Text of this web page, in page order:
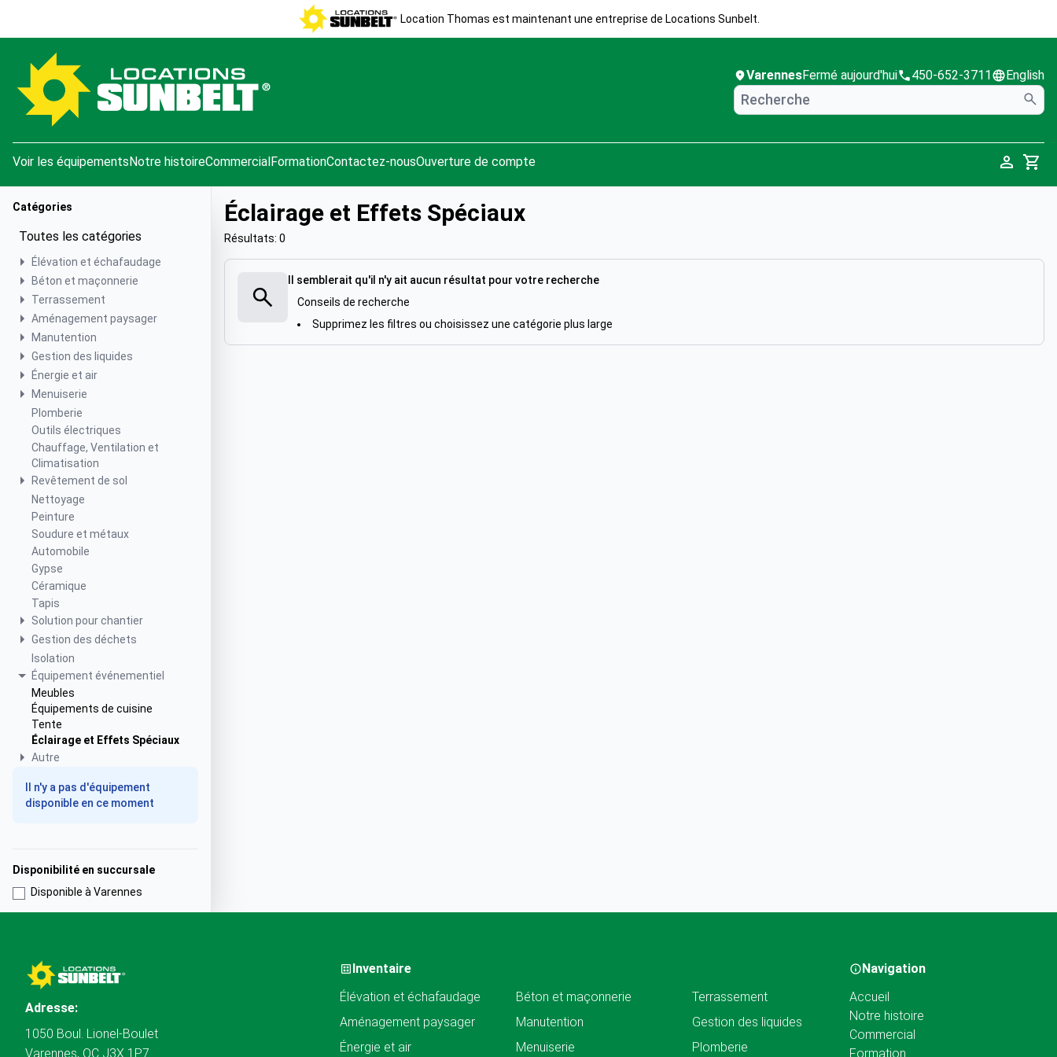
Location Thomas est maintenant une entreprise de Locations Sunbelt.
VarennesFermé aujourd'hui 450-652-3711 English
Voir les équipements Notre histoireCommercial FormationContactez-nousOuverture de compte
Cart
Catégories
Toutes les catégories
Élévation et échafaudage
Béton et maçonnerie
Terrassement
Aménagement paysager
Manutention
Gestion des liquides
Énergie et air
Menuiserie
Plomberie
Outils électriques
Chauffage, Ventilation et
Climatisation
Revêtement de sol
Nettoyage
Peinture
Soudure et métaux
Automobile
Gypse
Céramique
Tapis
Solution pour chantier
Gestion des déchets
Isolation
Équipement événementiel
Meubles
Équipements de cuisine
Tente
Éclairage et Effets Spéciaux
Autre
Il n'y a pas d'équipement
disponible en ce moment
Disponibilité en succursale
Disponible à Varennes
Éclairage et Effets Spéciaux
Résultats: 0
Il semblerait qu'il n'y ait aucun résultat pour votre recherche
Conseils de recherche
Supprimez les filtres ou choisissez une catégorie plus large
Adresse:
1050 Boul. Lionel-Boulet
Varennes, QC J3X 1P7
Inventaire
Élévation et échafaudage
Béton et maçonnerie
Terrassement
Aménagement paysager
Manutention
Gestion des liquides
Énergie et air
Menuiserie Plomberie
Navigation
Accueil
Notre histoire
Commercial
Formation